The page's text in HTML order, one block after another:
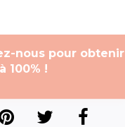
nous pour obtenir
100% !